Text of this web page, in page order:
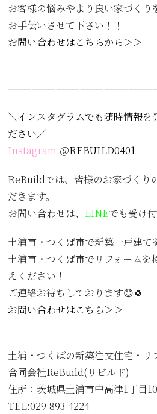
お客様の悩みやより良い家づくり
お手伝いさせて下さい！！
お問い合わせはこちらから＞＞
＼インスタグラムでも随時情報を
ださい／
Instagram:＠REBUILD0401
ReBuildでは、皆様のお家づくり
だきます。
お問い合わせは、 LINEでも受け
土浦市・つくば市で新築一戸建て
土浦市・つくば市でリフォーム
えください！
ご連絡お待ちしております😊🍀
お問い合わせはこちら＞＞
土浦・つくばの新築注文住宅・リ
合同会社ReBuild(リビルド)
住所： 茨城県土浦市中高津1丁目
TEL:029-893-4224